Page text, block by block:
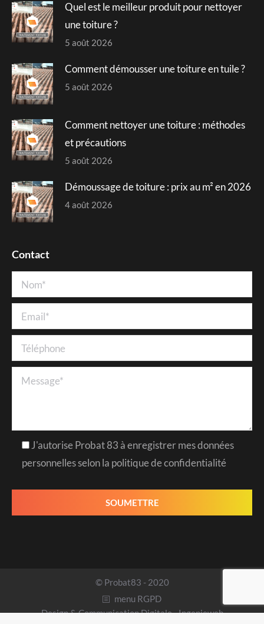
new
window
new
window
new
window
new
window
Quel est le meilleur produit pour nettoyer
une toiture ?
5 août 2026
Comment démousser une toiture en tuile ?
5 août 2026
Comment nettoyer une toiture : méthodes
et précautions
5 août 2026
Démoussage de toiture : prix au m² en 2026
4 août 2026
Contact
J'autorise Probat 83 à enregistrer mes données
personnelles selon la politique de confidentialité
© Probat83 - 2020
menu RGPD
Design & Communication Digitale -Ingenieweb